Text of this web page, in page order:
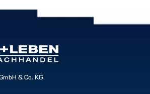
& Co. KG